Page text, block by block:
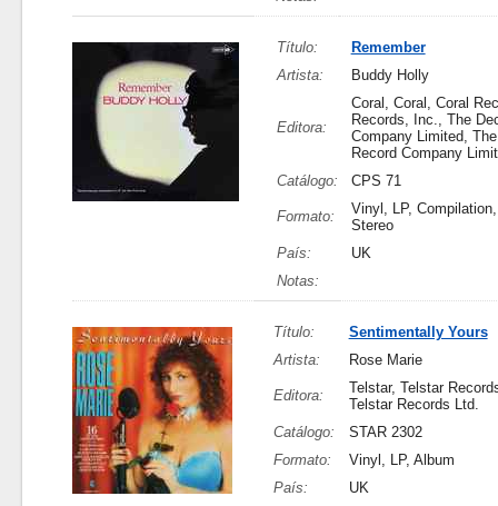
Título:
Remember
Artista:
Buddy Holly
Editora:
Coral, Coral, Coral
Records, Inc., The
Company Limited,
Record Company
Catálogo:
CPS 71
Formato:
Vinyl, LP,
Stereo
País:
UK
Notas:
Título:
Sentimentally Yours
Artista:
Rose Marie
Editora:
Telstar, Telstar
Telstar Records Ltd.
Catálogo:
STAR 2302
Formato:
Vinyl, LP, Album
País:
UK